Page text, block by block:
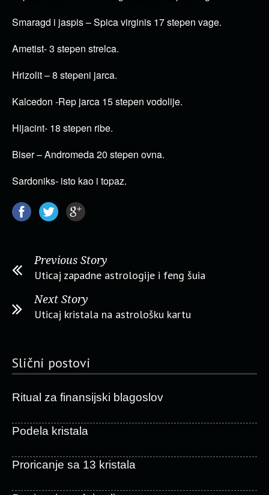
Smaragd i jaspis – Spica virginis 17 stepen vage.
Ametist- 3 stepen strelca.
Hrizolit – 8 stepeni jarca.
Kalcedon -Rep jarca 15 stepen vodolije.
Hijacint- 18 stepen ribe.
Biser – Andromeda 20 stepen ovna.
Sardoniks- isto kao i topaz.
Previous Story
Uticaj zapadne astrologije i feng šuia
Next Story
Uticaj kristala na astrološku kartu
Slični postovi
Ritual za finansijski blagoslov
Podela kristala
Proricanje sa 13 kristala